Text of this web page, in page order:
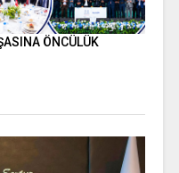
ÖNCÜLÜK